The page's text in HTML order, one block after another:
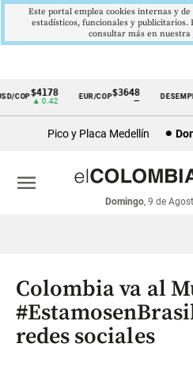
Cintillo
económicos
Colombia
COP$4178
▲ 0.42
EUR/COP$3648 DESEMPLEO
Pico y Placa Medellín
Domingo, 9 de
menu
Colombia va al
redes sociales
Este portal emplea cookies internas y
estadísticos, funcionales y publicitarios.
consultar más en nuestra